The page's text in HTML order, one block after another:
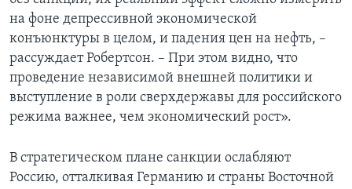
на фоне депрессивной экономической
конъюнктуры в целом, и падения цен на нефть, –
рассуждает Робертсон. – При этом видно, что
проведение независимой внешней политики и
выступление в роли сверхдержавы для российского
режима важнее, чем экономический рост».
В стратегическом плане санкции ослабляют
Россию, отталкивая Германию и страны Восточной